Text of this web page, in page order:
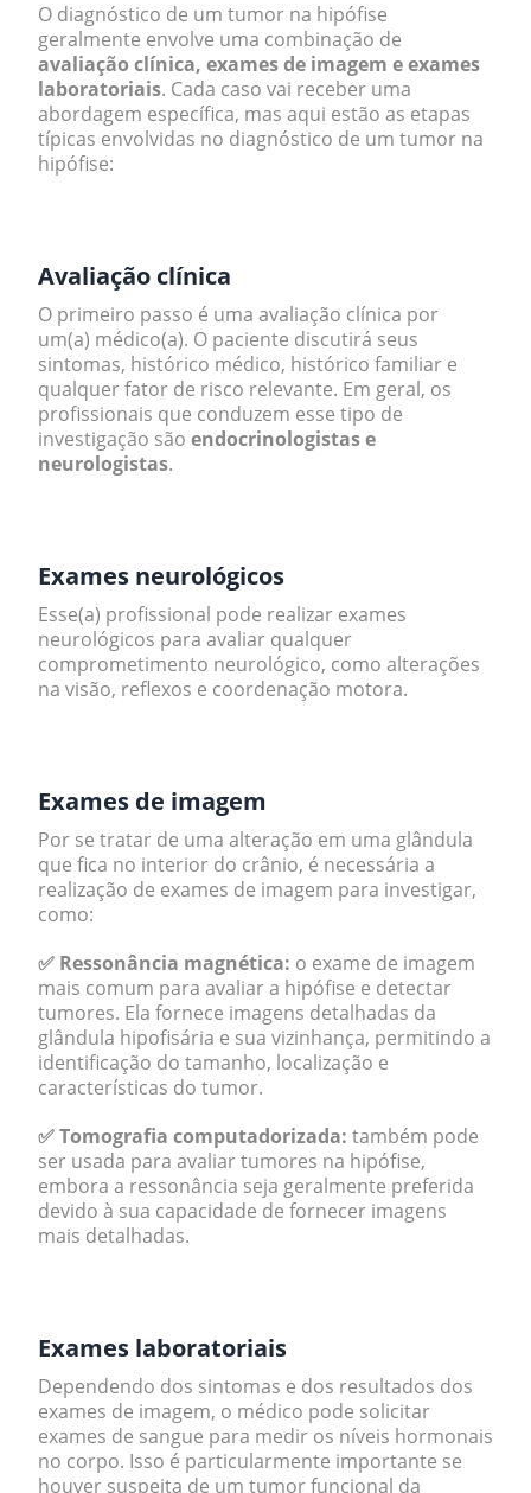
O diagnóstico de um tumor na hipófise
geralmente envolve uma combinação de
avaliação clínica, exames de imagem e exames
laboratoriais. Cada caso vai receber uma
abordagem específica, mas aqui estão as etapas
típicas envolvidas no diagnóstico de um tumor na
hipófise:
Avaliação clínica
O primeiro passo é uma avaliação clínica por
um(a) médico(a). O paciente discutirá seus
sintomas, histórico médico, histórico familiar e
qualquer fator de risco relevante. Em geral, os
profissionais que conduzem esse tipo de
investigação são endocrinologistas e
neurologistas.
Exames neurológicos
Esse(a) profissional pode realizar exames
neurológicos para avaliar qualquer
comprometimento neurológico, como alterações
na visão, reflexos e coordenação motora.
Exames de imagem
Por se tratar de uma alteração em uma glândula
que fica no interior do crânio, é necessária a
realização de exames de imagem para investigar,
como:
✅ Ressonância magnética: o exame de imagem
mais comum para avaliar a hipófise e detectar
tumores. Ela fornece imagens detalhadas da
glândula hipofisária e sua vizinhança, permitindo a
identificação do tamanho, localização e
características do tumor.
✅ Tomografia computadorizada: também pode
ser usada para avaliar tumores na hipófise,
embora a ressonância seja geralmente preferida
devido à sua capacidade de fornecer imagens
mais detalhadas.
Exames laboratoriais
Dependendo dos sintomas e dos resultados dos
exames de imagem, o médico pode solicitar
exames de sangue para medir os níveis hormonais
no corpo. Isso é particularmente importante se
houver suspeita de um tumor funcional da